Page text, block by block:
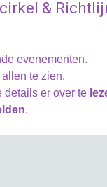
&
evenementen.
te zien.
details er over te
.